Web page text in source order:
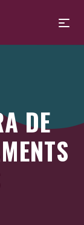
DE